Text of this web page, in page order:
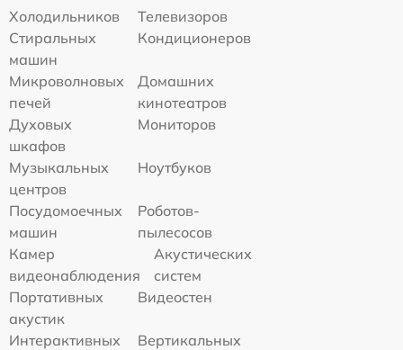
Холодильников
Телевизоров
Стиральных
машин
Кондиционеров
Микроволновых
печей
Домашних
кинотеатров
Духовых
шкафов
Мониторов
Музыкальных
центров
Ноутбуков
Посудомоечных
машин
Роботов-
пылесосов
Камер
видеонаблюдения
Акустических
систем
Портативных
акустик
Видеостен
Интерактивных
Вертикальных